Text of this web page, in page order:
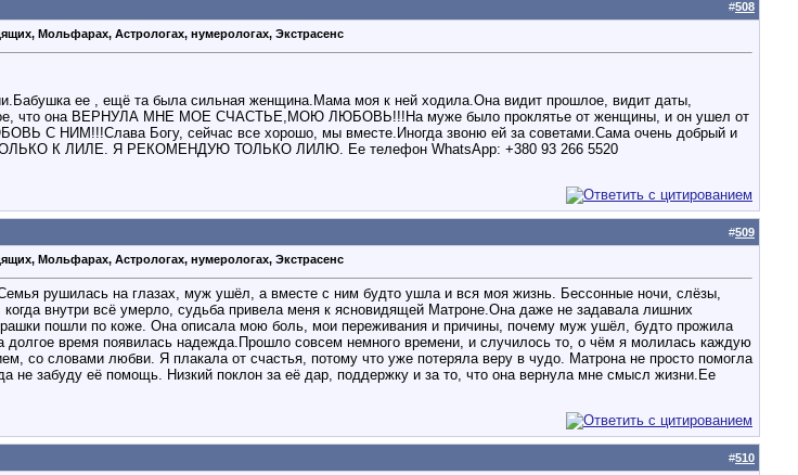
#508
Мольфарах, Астрологах, нумерологах, Экстрасенс
ее , ещё та была сильная женщина.Мама моя к ней ходила.Она видит прошлое, видит даты,
что она ВЕРНУЛА МНЕ МОЕ СЧАСТЬЕ,МОЮ ЛЮБОВЬ!!!На муже было проклятье от женщины, и он ушел от
НИМ!!!Слава Богу, сейчас все хорошо, мы вместе.Иногда звоню ей за советами.Сама очень добрый и
К ЛИЛЕ. Я РЕКОМЕНДУЮ ТОЛЬКО ЛИЛЮ. Ее телефон WhatsApp: +380 93 266 5520
#509
Мольфарах, Астрологах, нумерологах, Экстрасенс
рушилась на глазах, муж ушёл, а вместе с ним будто ушла и вся моя жизнь. Бессонные ночи, слёзы,
внутри всё умерло, судьба привела меня к ясновидящей Матроне.Она даже не задавала лишних
пошли по коже. Она описала мою боль, мои переживания и причины, почему муж ушёл, будто прожила
долгое время появилась надежда.Прошло совсем немного времени, и случилось то, о чём я молилась каждую
со словами любви. Я плакала от счастья, потому что уже потеряла веру в чудо. Матрона не просто помогла
не забуду её помощь. Низкий поклон за её дар, поддержку и за то, что она вернула мне смысл жизни.Ее
#510